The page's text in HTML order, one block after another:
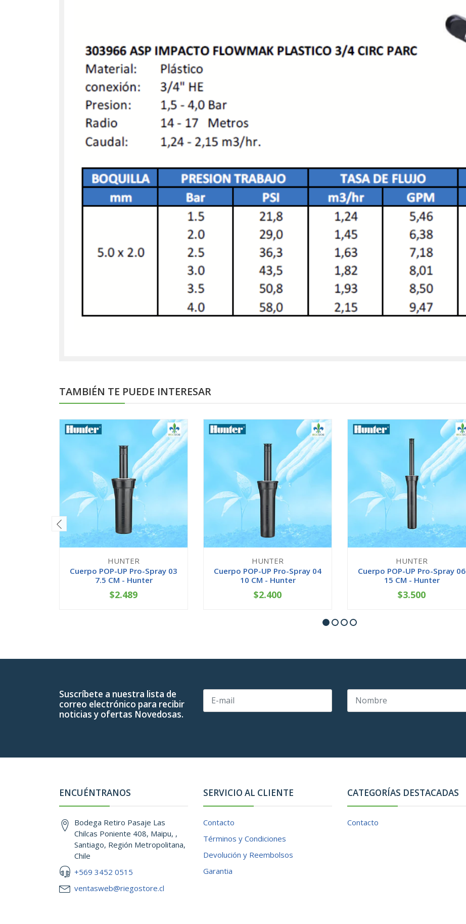
TAMBIÉN TE PUEDE INTERESAR
HUNTER
Cuerpo POP-UP Pro-Spray 03
7.5 CM - Hunter
+
$2.489
HUNTER
Cuerpo POP-UP Pro-Spray 04
10 CM - Hunter
+
$2.400
HUNTER
Cuerpo POP-UP Pro-Spray 06
15 CM - Hunter
+
$3.500
Suscríbete a nuestra lista de
correo electrónico para recibir
noticias y ofertas Novedosas.
ENCUÉNTRANOS
Bodega Retiro Pasaje Las
Chilcas Poniente 408, Maipu, ,
Santiago, Región Metropolitana,
Chile
+569 3452 0515
ventasweb@riegostore.cl
SERVICIO AL CLIENTE
Contacto
Términos y Condiciones
Devolución y Reembolsos
Garantia
CATEGORÍAS DESTACADAS
Contacto